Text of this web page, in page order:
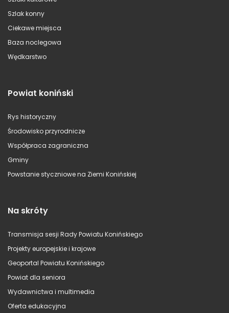
Szlak konny
Ciekawe miejsca
Baza noclegowa
Wędkarstwo
Powiat koniński
Rys historyczny
Środowisko przyrodnicze
Współpraca zagraniczna
Gminy
Powstanie styczniowe na Ziemi Konińskiej
Na skróty
Transmisja sesji Rady Powiatu Konińskiego
Projekty europejskie i krajowe
Geoportal Powiatu Konińskiego
Powiat dla seniora
Wydawnictwa i multimedia
Oferta edukacyjna